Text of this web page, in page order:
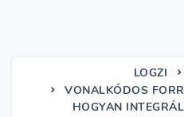
LOGZI
VONALKÓDOS
HOGYAN